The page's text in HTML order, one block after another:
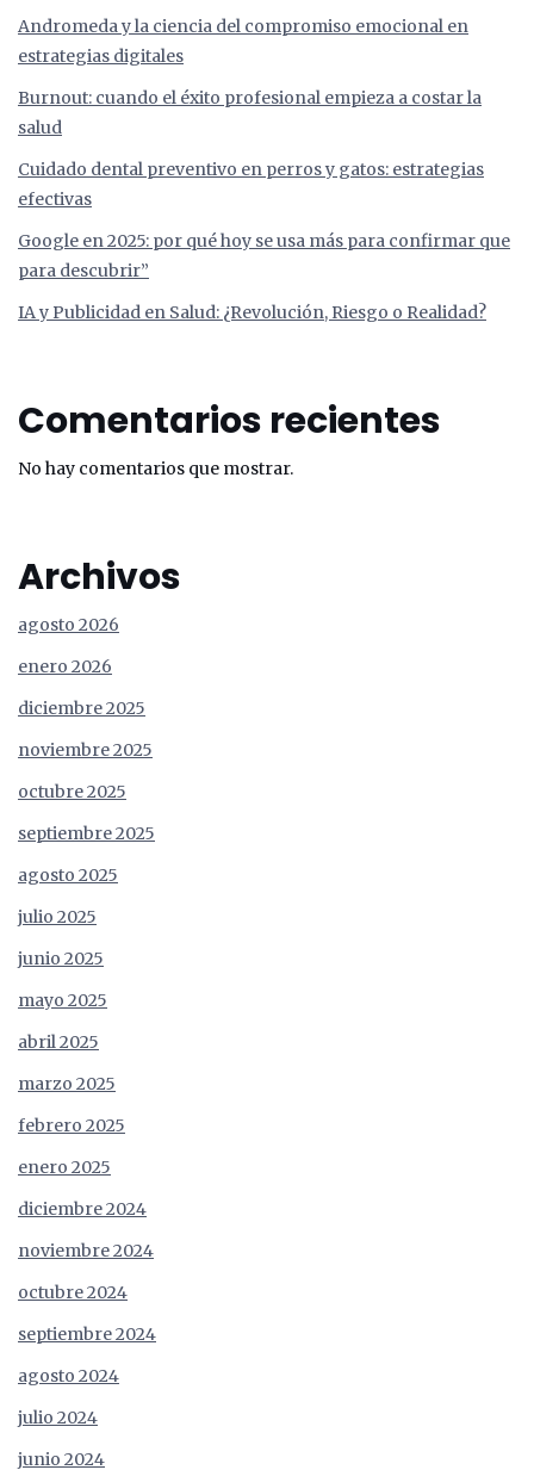
Andromeda y la ciencia del compromiso emocional en
estrategias digitales
Burnout: cuando el éxito profesional empieza a costar la
salud
Cuidado dental preventivo en perros y gatos: estrategias
efectivas
Google en 2025: por qué hoy se usa más para confirmar que
para descubrir”
IA y Publicidad en Salud: ¿Revolución, Riesgo o Realidad?
Comentarios recientes
No hay comentarios que mostrar.
Archivos
agosto 2026
enero 2026
diciembre 2025
noviembre 2025
octubre 2025
septiembre 2025
agosto 2025
julio 2025
junio 2025
mayo 2025
abril 2025
marzo 2025
febrero 2025
enero 2025
diciembre 2024
noviembre 2024
octubre 2024
septiembre 2024
agosto 2024
julio 2024
junio 2024